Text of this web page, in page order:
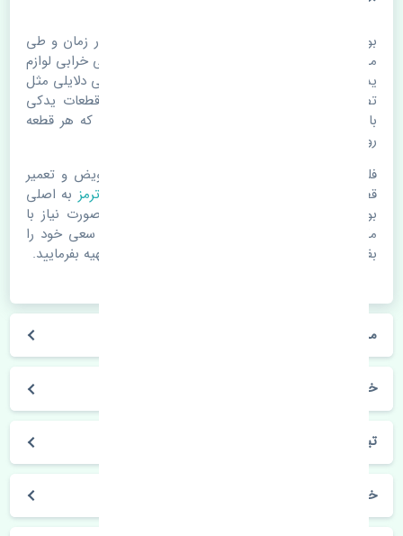
بوستر ترمز نیسان تیانا اصلی. قطعات خودرو با گذر زمان و طی
مسافت مستحلک می شوند. اغلب اوقات علت اصلی خرابی لوازم
یدکی اتومبیل مستحلک شدن قطعات می باشد. ولی دلایلی مثل
تصادفات و حوادث نیز می تواند عامل تعویض قطعات یدکی
باشد. خودرو مجموعه ای به هم پیوسته می باشد که هر قطعه
روی قطعه یا قطعات دیگر تاثیر مستقیم دارد.
فلذا در صورت خرابی در اسرع زمان نسبت به تعویض و تعمیر
قطعات یدکی اقدام فرمایید. در زمان
خرید بوستر ترمز به اصلی
بودن و کیفیت قطعات بسیار توجه بفرمایید. در صورت نیاز با
مکانیک و کارشناسان در این زمینه مشورت کنید. سعی خود را
بفرمایید تا قطعات یدکی را از فروشگاه های معتبر تهیه بفرمایید.
مشخصات فنی بوستر ترمز نیسان تیانا اصلی
خودروسازی نیسان
تیانا
خرید بوستر ترمز نیسان تیانا اصلی